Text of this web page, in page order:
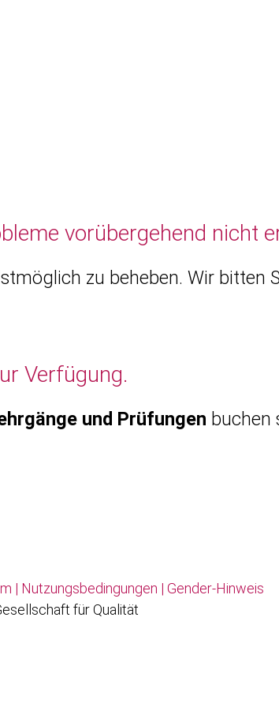
vorübergehend nicht
zu beheben. Wir bitten
Verfügung.
und Prüfungen buchen
| Nutzungsbedingungen | Gender-Hinweis
für Qualität